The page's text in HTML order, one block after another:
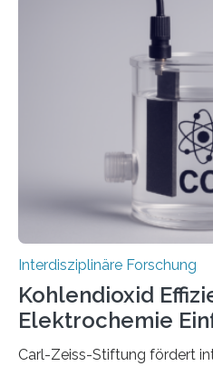
Industrie. In Zukunft wird
Roboter-Teams eigentlich
allem wie? „Uns interessiert,
dem Roboter anders
anderen Menschen“, so die
Prof. Dr. Christina Sanchez-
Technischen Universität…
Interdisziplinäre Forschung
Kohlendioxid
Elektrochemie
Carl-Zeiss-Stiftung fördert